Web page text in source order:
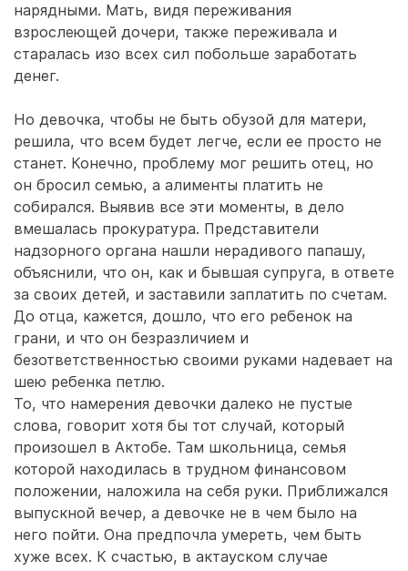
нарядными. Мать, видя переживания
взрослеющей дочери, также переживала и
старалась изо всех сил побольше заработать
денег.
Но девочка, чтобы не быть обузой для матери,
решила, что всем будет легче, если ее просто не
станет. Конечно, проблему мог решить отец, но
он бросил семью, а алименты платить не
собирался. Выявив все эти моменты, в дело
вмешалась прокуратура. Представители
надзорного органа нашли нерадивого папашу,
объяснили, что он, как и бывшая супруга, в ответе
за своих детей, и заставили заплатить по счетам.
До отца, кажется, дошло, что его ребенок на
грани, и что он безразличием и
безответственностью своими руками надевает на
шею ребенка петлю.
То, что намерения девочки далеко не пустые
слова, говорит хотя бы тот случай, который
произошел в Актобе. Там школьница, семья
которой находилась в трудном финансовом
положении, наложила на себя руки. Приближался
выпускной вечер, а девочке не в чем было на
него пойти. Она предпочла умереть, чем быть
хуже всех. К счастью, в актауском случае